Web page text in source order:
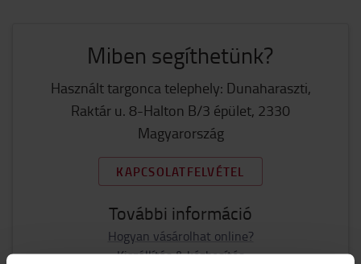
Miben segíthetünk?
Használt targonca telephely: Dunaharaszti,
Raktár u. 8-Halton B/3 épület, 2330
Magyarország
KAPCSOLATFELVÉTEL
További információ
Hogyan vásárolhat online?
Kiszállítás & kézbesítés